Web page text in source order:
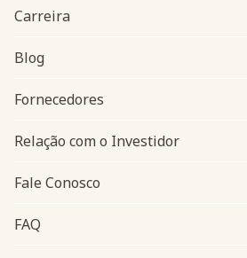
Navegação do rodapé
Carreira
Blog
Fornecedores
Relação com o Investidor
Fale Conosco
FAQ